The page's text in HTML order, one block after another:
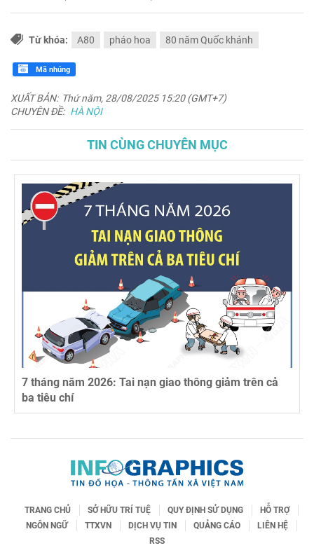
Từ khóa: A80 pháo hoa 80 năm Quốc khánh
Mã nhúng
XUẤT BẢN: Thứ năm, 28/08/2025 15:20 (GMT+7)
CHUYÊN ĐỀ: HÀ NỘI
TIN CÙNG CHUYÊN MỤC
7 tháng năm 2026: Tai nạn giao thông giảm trên cả
ba tiêu chí
TRANG CHỦ SỞ HỮU TRÍ TUỆ QUY ĐỊNH SỬ DỤNG
HỖ TRỢ
NGÔN NGỮ
TTXVN DỊCH VỤ TIN QUẢNG CÁO
LIÊN HỆ
RSS